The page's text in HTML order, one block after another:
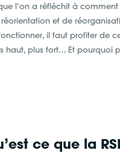
l’on a réfléchit à
et de
il faut profiter de
haut, plus fort… Et pourquoi
ce que la